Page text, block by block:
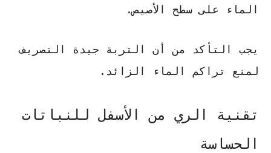
الماء على سطح الأصيص.
يجب التأكد من أن التربة جيدة التصريف
لمنع تراكم الماء الزائد.
تقنية الري من الأسفل للنباتات
الحساسة